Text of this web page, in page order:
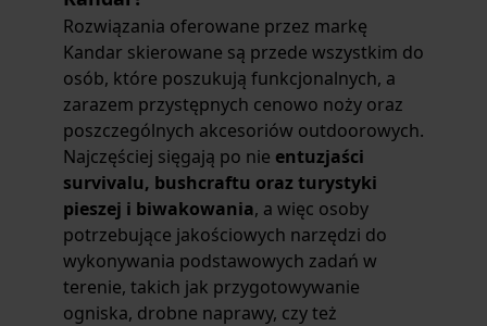
Rozwiązania oferowane przez markę
Kandar skierowane są przede wszystkim do
osób, które poszukują funkcjonalnych, a
zarazem przystępnych cenowo noży oraz
poszczególnych akcesoriów outdoorowych.
Najczęściej sięgają po nie entuzjaści
survivalu, bushcraftu oraz turystyki
pieszej i biwakowania, a więc osoby
potrzebujące jakościowych narzędzi do
wykonywania podstawowych zadań w
terenie, takich jak przygotowywanie
ogniska, drobne naprawy, czy też